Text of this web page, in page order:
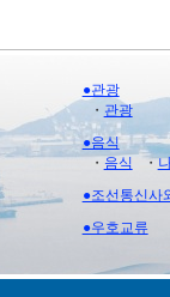
●관광
・ 관광
●음식
・ 음식 ・
●조선통신사
●우호교류